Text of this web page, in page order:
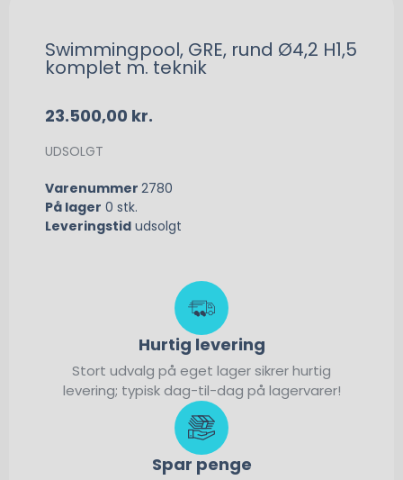
Swimmingpool, GRE, rund Ø4,2 H1,5
komplet m. teknik
23.500,00 kr.
UDSOLGT
Varenummer 2780
På lager 0 stk.
Leveringstid udsolgt
Hurtig levering
Stort udvalg på eget lager sikrer hurtig
levering; typisk dag-til-dag på lagervarer!
Spar penge